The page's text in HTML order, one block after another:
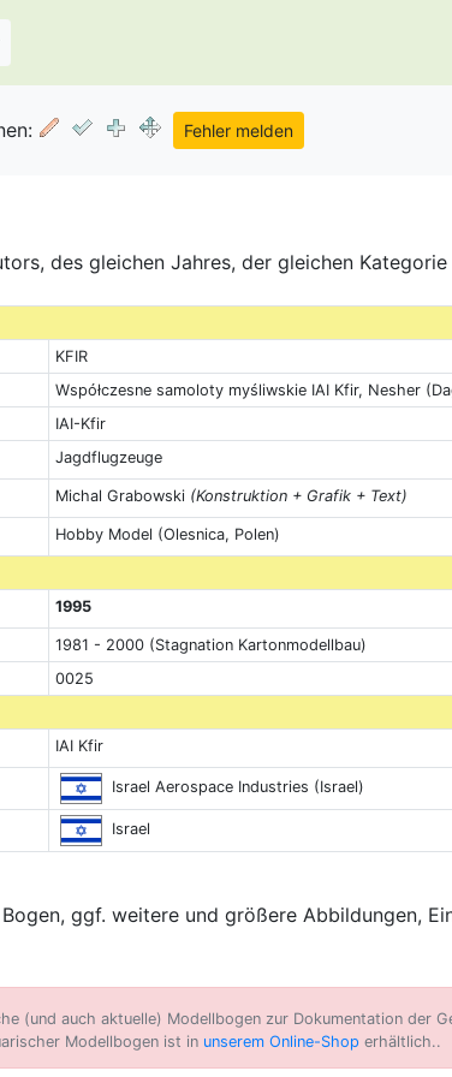
des gleichen Jahres, der gleichen
KFIR
Współczesne samoloty myśliwskie IAI Kfir, Nesher
IAI-Kfir
Jagdflugzeuge
Michal Grabowski (Konstruktion + Grafik + Text)
Hobby Model (Olesnica, Polen)
1995
1981 - 2000 (Stagnation Kartonmodellbau)
0025
IAI Kfir
Israel Aerospace Industries (Israel)
Israel
ggf. weitere und größere Abbildungen,
(und auch aktuelle) Modellbogen zur Dokumentation der
Modellbogen ist in unserem Online-Shop erhältlich..